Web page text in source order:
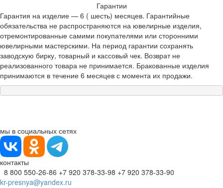
Гарантии
Гарантия на изделие — 6 ( шесть) месяцев. Гарантийные
обязательства не распространяются на ювелирные изделия,
отремонтированные самими покупателями или сторонними
ювелирными мастерскими. На период гарантии сохранять
заводскую бирку, товарный и кассовый чек. Возврат не
реализованного товара не принимается. Бракованные изделия
принимаются в течение 6 месяцев с момента их продажи.
мы в социальных сетях
контакты
8 800 550-26-86 +7 920 378-33-98 +7 920 378-33-90
kr-presnya@yandex.ru